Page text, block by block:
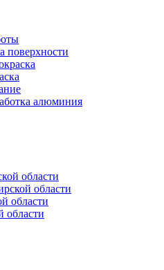
поверхности
алюминия
области
области
области
области